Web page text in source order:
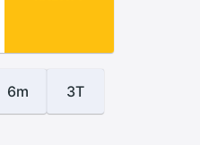
6m 3T